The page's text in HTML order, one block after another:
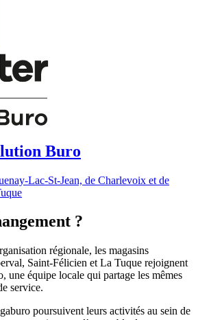
Buro
Lac-St-Jean, de Charlevoix et de
?
régionale, les magasins
Saint-Félicien et La Tuque rejoignent
une équipe locale qui partage les mêmes
service.
poursuivent leurs activités au sein de